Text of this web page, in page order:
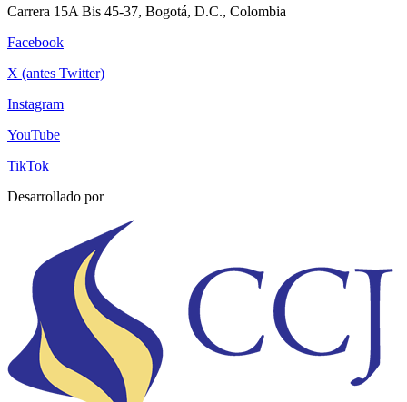
Carrera 15A Bis 45-37, Bogotá, D.C., Colombia
Facebook
X (antes Twitter)
Instagram
YouTube
TikTok
Desarrollado por